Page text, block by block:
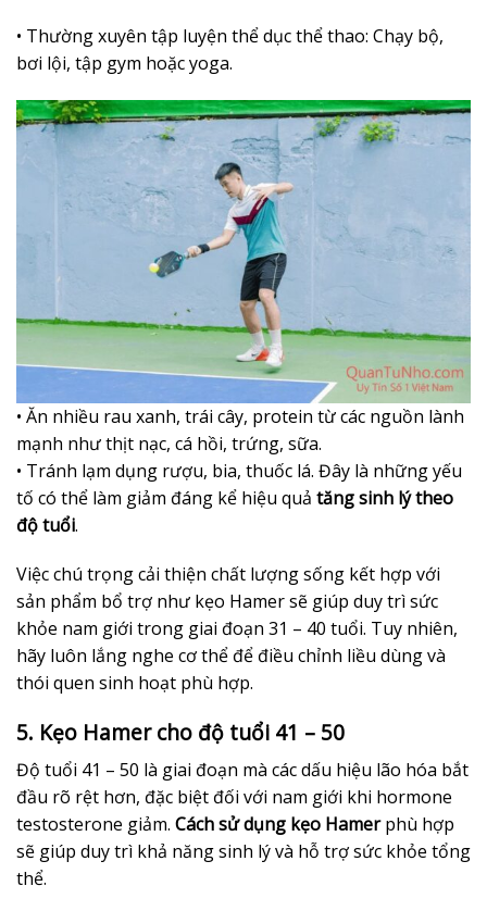
• Thường xuyên tập luyện thể dục thể thao: Chạy bộ,
bơi lội, tập gym hoặc yoga.
• Ăn nhiều rau xanh, trái cây, protein từ các nguồn lành
mạnh như thịt nạc, cá hồi, trứng, sữa.
• Tránh lạm dụng rượu, bia, thuốc lá. Đây là những yếu
tố có thể làm giảm đáng kể hiệu quả tăng sinh lý theo
độ tuổi.
Việc chú trọng cải thiện chất lượng sống kết hợp với
sản phẩm bổ trợ như kẹo Hamer sẽ giúp duy trì sức
khỏe nam giới trong giai đoạn 31 – 40 tuổi. Tuy nhiên,
hãy luôn lắng nghe cơ thể để điều chỉnh liều dùng và
thói quen sinh hoạt phù hợp.
5. Kẹo Hamer cho độ tuổi 41 – 50
Độ tuổi 41 – 50 là giai đoạn mà các dấu hiệu lão hóa bắt
đầu rõ rệt hơn, đặc biệt đối với nam giới khi hormone
testosterone giảm. Cách sử dụng kẹo Hamerphù hợp
sẽ giúp duy trì khả năng sinh lý và hỗ trợ sức khỏe tổng
thể.